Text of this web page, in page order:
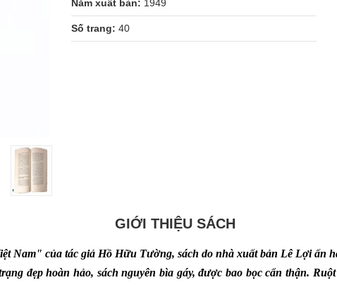
Năm xuất bản: 1949
Số trang: 40
GIỚI THIỆU SÁCH
Nam" của tác giả Hồ Hữu Tường, sách do nhà xuất bản Lê Lợi ấn
đẹp hoàn hảo, sách nguyên bìa gáy, được bao bọc cẩn thận.